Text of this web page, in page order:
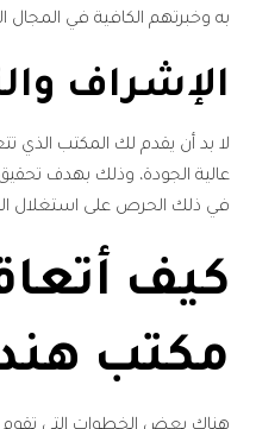
به وخبرتهم الكافية في المجال
الإشراف
لا بد أن يقدم لك المكتب
عالية الجودة، وذلك بهدف تحقيق
في ذلك الحرص على استغلال
كيف
مكتب